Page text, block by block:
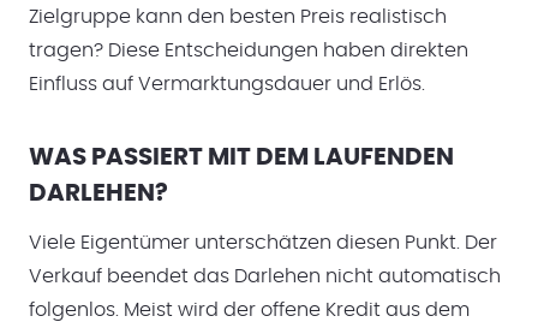
Zielgruppe kann den besten Preis realistisch
tragen? Diese Entscheidungen haben direkten
Einfluss auf Vermarktungsdauer und Erlös.
WAS PASSIERT MIT DEM LAUFENDEN
DARLEHEN?
Viele Eigentümer unterschätzen diesen Punkt. Der
Verkauf beendet das Darlehen nicht automatisch
folgenlos. Meist wird der offene Kredit aus dem